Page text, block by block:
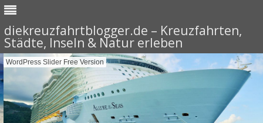
diekreuzfahrtblogger.de – Kreuzfahrten,
Städte, Inseln & Natur erleben
WordPress Slider Free Version